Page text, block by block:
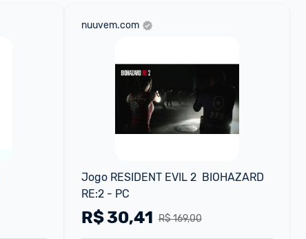
nuuvem.com
Jogo RESIDENT EVIL 2  BIOHAZARD
RE:2 - PC
R$ 169,00
R$30,41